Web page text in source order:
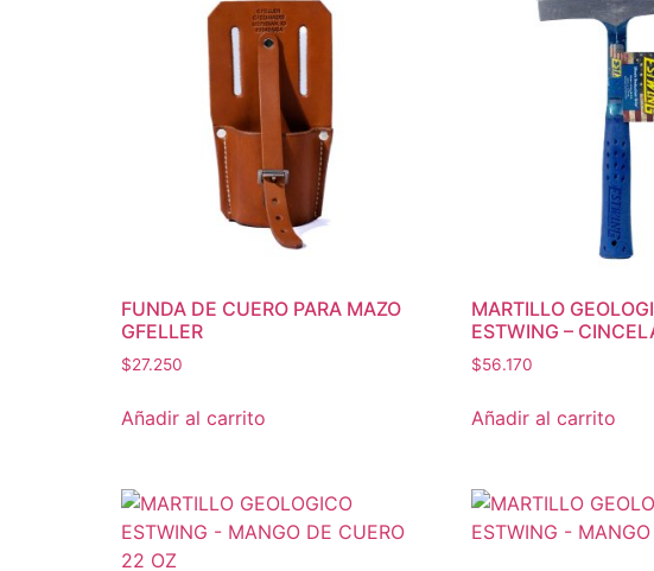
FUNDA DE CUERO PARA MAZO
GFELLER
$27.250
Añadir al carrito
MARTILLO
ESTWING –
$56.170
Añadir al carrito